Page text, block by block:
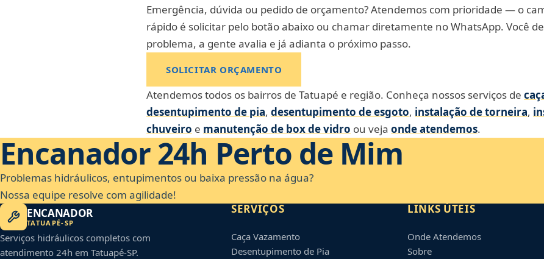
Emergência, dúvida ou pedido de orçamento? Atendemos com prioridade — o
rápido é solicitar pelo botão abaixo ou chamar diretamente no WhatsApp. Você
problema, a gente avalia e já adianta o próximo passo.
SOLICITAR ORÇAMENTO
Atendemos todos os bairros de Tatuapé e região. Conheça nossos serviços de
desentupimento de pia, desentupimento de esgoto, instalação de torneira,
chuveiro e manutenção de box de vidro ou veja onde atendemos.
Encanador 24h Perto de Mim
Problemas hidráulicos, entupimentos ou baixa pressão na água?
Nossa equipe resolve com agilidade!
ENCANADOR
TATUAPÉ-SP
Serviços hidráulicos completos com
atendimento 24h em Tatuapé-SP.
SERVIÇOS
Caça Vazamento
Desentupimento de Pia
LINKS ÚTEIS
Onde Atendemos
Sobre